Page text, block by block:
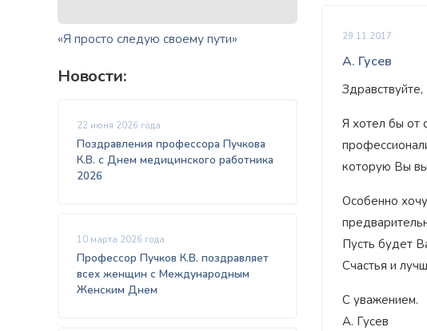
«Я просто следую своему пути»
Новости:
22 июня 2026 года
Поздравления профессора Пучкова
К.В. с Днем медицинского работника
2026
10 марта 2026 года
Профессор Пучков К.В. поздравляет
всех женщин с Международным
Женским Днем
29.11.2017
А. Гусев
Я хотел бы от
которую Вы
Особенно
Пусть будет
Счастья и
С уважением.
А. Гусев